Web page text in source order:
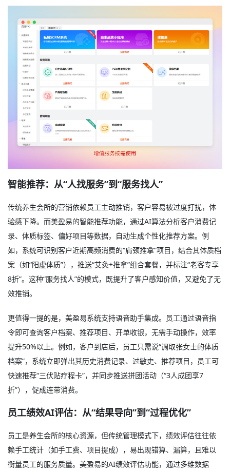
智能推荐：从“人找服务”到“服务找人”
传统养生会所的营销依赖员工主动推销，客户容易被过度打扰，体
验感下降。而美盈易的智能推荐功能，通过AI算法分析客户消费记
录、体质标签、偏好项目等数据，自动生成个性化推荐方案。例
如，系统可识别客户近期高频消费的“肩颈推拿”项目，结合其体质档
案（如“阳虚体质”），推送“艾灸+推拿”组合套餐，并标注“老客专享
8折”。这种“服务找人”的模式，既提升了客户感知价值，又避免了无
效推销。
更值得一提的是，美盈易系统支持语音助手集成。员工通过语音指
令即可查询客户档案、推荐项目、开单收银，无需手动操作，效率
提升50%以上。例如，客户到店后，员工只需说“调取张女士的体质
档案”，系统立即弹出其历史消费记录、过敏史、推荐项目，员工可
快速推荐“三伏贴疗程卡”，并同步推送拼团活动（“3人成团享7
折”），促成连带消费。
员工绩效AI评估：从“结果导向”到“过程优化”
员工是养生会所的核心资源，但传统管理模式下，绩效评估往往依
赖手工统计（如手工费、项目提成），易出现错算、漏算，且难以
衡量员工的服务质量。美盈易的AI绩效评估功能，通过多维数据